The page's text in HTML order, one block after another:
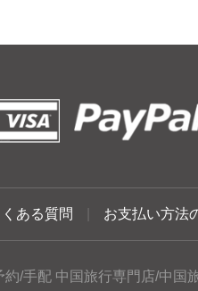
ある質問 お支払い方法
/手配 中国旅行専門店/中国